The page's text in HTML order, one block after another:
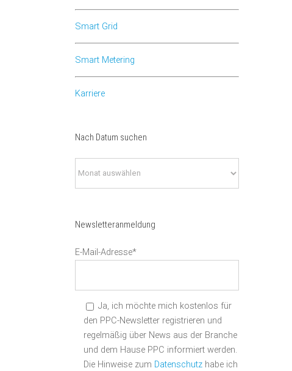
Smart Grid
Smart Metering
Karriere
Nach Datum suchen
Datum
Newsletteranmeldung
E-Mail-Adresse*
Ja, ich möchte mich kostenlos für
den PPC-Newsletter registrieren und
regelmäßig über News aus der Branche
und dem Hause PPC informiert werden.
Die Hinweise zum Datenschutz habe ich